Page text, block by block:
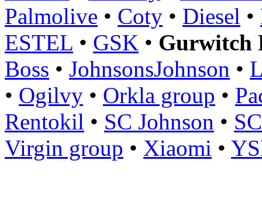
Palmolive • Coty • Diesel •
ESTEL • GSK • Gurwitch
Boss • JohnsonsJohnson •
• Ogilvy • Orkla group •
Rentokil • SC Johnson •
Virgin group • Xiaomi •